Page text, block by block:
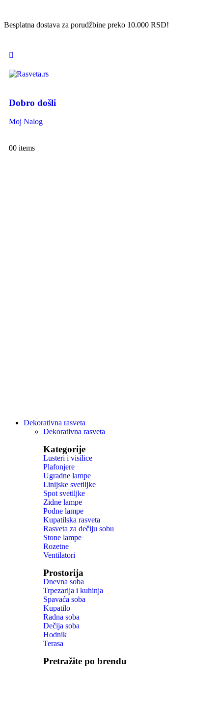
Besplatna dostava za porudžbine preko 10.000 RSD!
Dobro došli
Moj Nalog
00 items
Dekorativna rasveta
Dekorativna rasveta
Kategorije
Lusteri i visilice
Plafonjere
Ugradne lampe
Linijske svetiljke
Spot svetiljke
Zidne lampe
Podne lampe
Kupatilska rasveta
Rasveta za dečiju sobu
Stone lampe
Rozetne
Ventilatori
Prostorija
Dnevna soba
Trpezarija i kuhinja
Spavaća soba
Kupatilo
Radna soba
Dečija soba
Hodnik
Terasa
Pretražite po brendu